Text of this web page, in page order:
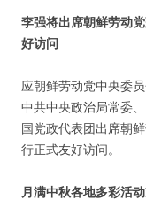
李强将出席朝鲜劳动
好访问
应朝鲜劳动党中央委
中共中央政治局常委
国党政代表团出席朝
行正式友好访问。
月满中秋各地多彩活